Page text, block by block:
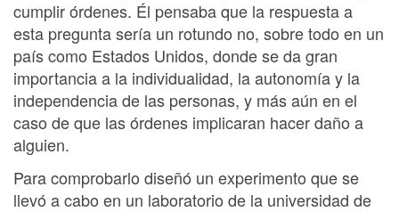
cumplir órdenes. Él pensaba que la respuesta a
esta pregunta sería un rotundo no, sobre todo en un
país como Estados Unidos, donde se da gran
importancia a la individualidad, la autonomía y la
independencia de las personas, y más aún en el
caso de que las órdenes implicaran hacer daño a
alguien.
Para comprobarlo diseñó un experimento que se
llevó a cabo en un laboratorio de la universidad de